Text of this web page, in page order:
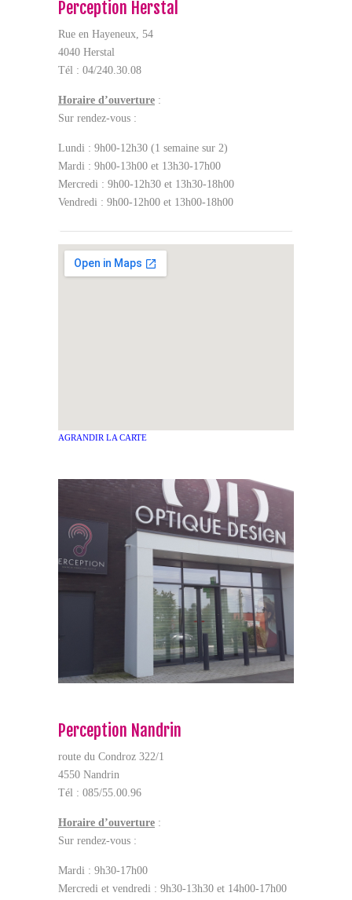
Perception Herstal
Rue en Hayeneux, 54
4040 Herstal
Tél : 04/240.30.08
Horaire d’ouverture :
Sur rendez-vous :
Lundi : 9h00-12h30 (1 semaine sur 2)
Mardi : 9h00-13h00 et 13h30-17h00
Mercredi : 9h00-12h30 et 13h30-18h00
Vendredi : 9h00-12h00 et 13h00-18h00
AGRANDIR LA CARTE
Perception Nandrin
route du Condroz 322/1
4550 Nandrin
Tél : 085/55.00.96
Horaire d’ouverture :
Sur rendez-vous :
Mardi : 9h30-17h00
Mercredi et vendredi : 9h30-13h30 et 14h00-17h00